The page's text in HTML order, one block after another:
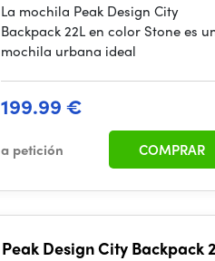
La mochila Peak Design City
Backpack 22L en color Stone es
mochila urbana ideal
199.99 €
a petición COMPRAR
Peak Design City Backpack